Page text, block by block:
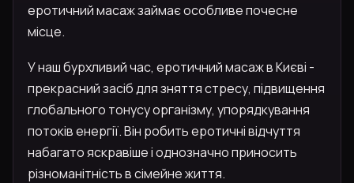
еротичний масаж займає особливе почесне
місце.
У наш бурхливий час, еротичний масаж в Києві -
прекрасний засіб для зняття стресу, підвищення
глобального тонусу організму, упорядкування
потоків енергії. Він робить еротичні відчуття
набагато яскравіше і однозначно приносить
різноманітність в сімейне життя.